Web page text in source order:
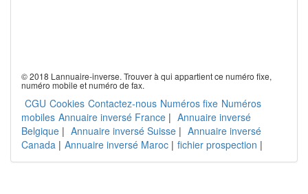
© 2018 Lannuaire-inverse. Trouver à qui appartient ce numéro fixe,
numéro mobile et numéro de fax.
CGU Cookies Contactez-nous Numéros fixe Numéros
mobiles Annuaire inversé France | Annuaire inversé
Belgique | Annuaire inversé Suisse | Annuaire inversé
Canada | Annuaire inversé Maroc | fichier prospection |